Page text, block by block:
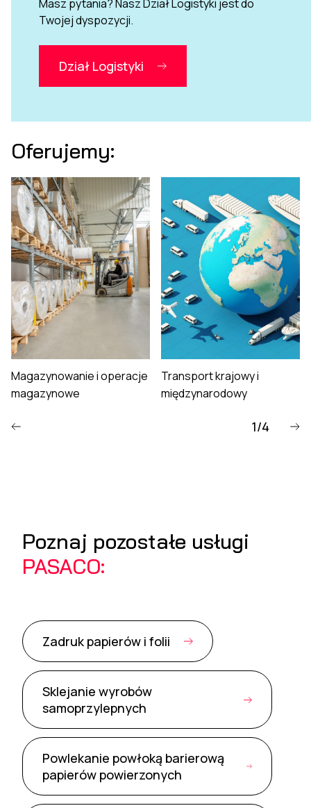
Masz pytania? Nasz Dział Logistyki jest do
Twojej dyspozycji.
Dział Logistyki
Oferujemy:
Poprzedni
Magazynowanie i operacje
magazynowe
Transport krajowy i
międzynarodowy
1/4
Poznaj pozostałe usługi
PASACO:
Zadruk papierów i folii
Sklejanie wyrobów
samoprzylepnych
Powlekanie powłoką barierową
papierów powierzonych